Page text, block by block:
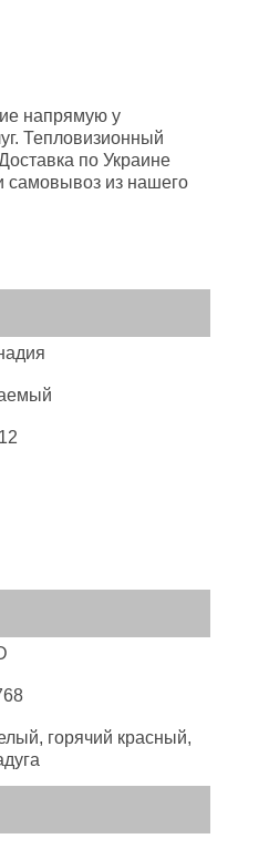
напрямую у
Тепловизионный
по Украине
самовывоз из нашего
горячий красный,